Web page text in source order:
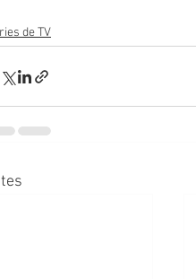
de TV